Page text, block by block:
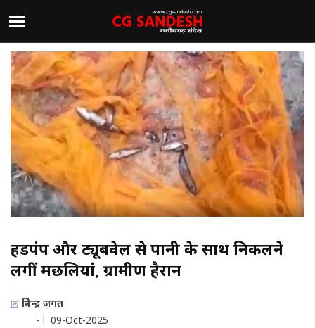
हैंडपंप और ट्यूबवेल से पानी के साथ निकलने
लगीं मछलियां, ग्रामीण हैरान
त्रिवेन्द्र जगत
-
09-Oct-2025